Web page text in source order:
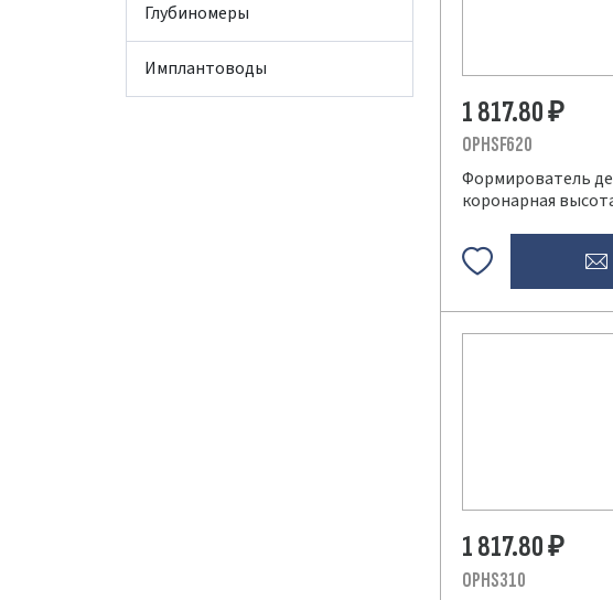
Глубиномеры
Имплантоводы
1 817.80₽
OPHSF620
Формирователь
коронарная
1 817.80₽
OPHS310